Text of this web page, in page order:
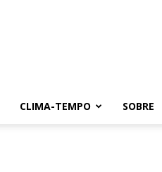
CLIMA-TEMPO SOBRE